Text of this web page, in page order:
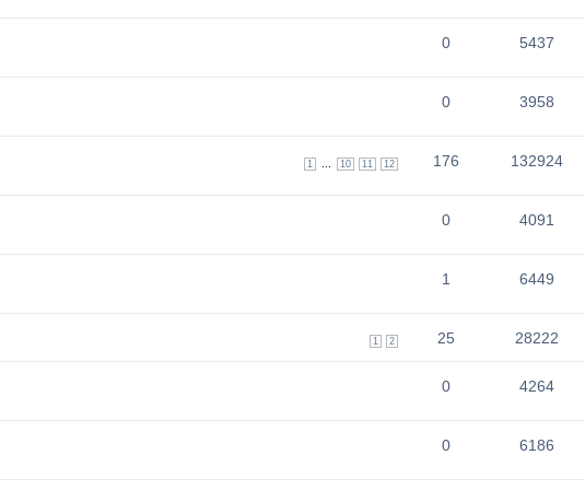
0 5437
0 3958
1 10 11 12 176 132924
0 4091
1 6449
1 2 25 28222
0 4264
0 6186